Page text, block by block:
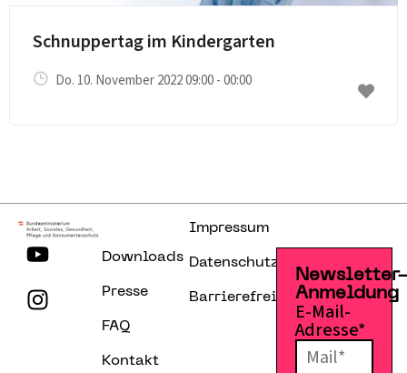
Schnuppertag im Kindergarten
Do. 10. November 2022 09:00 - 00:00
Downloads
Presse
FAQ
Kontakt
Impressum
Datenschutzerklärung
Barrierefreiheitserklärung
Anmeldung
E-Mail-
Adresse*